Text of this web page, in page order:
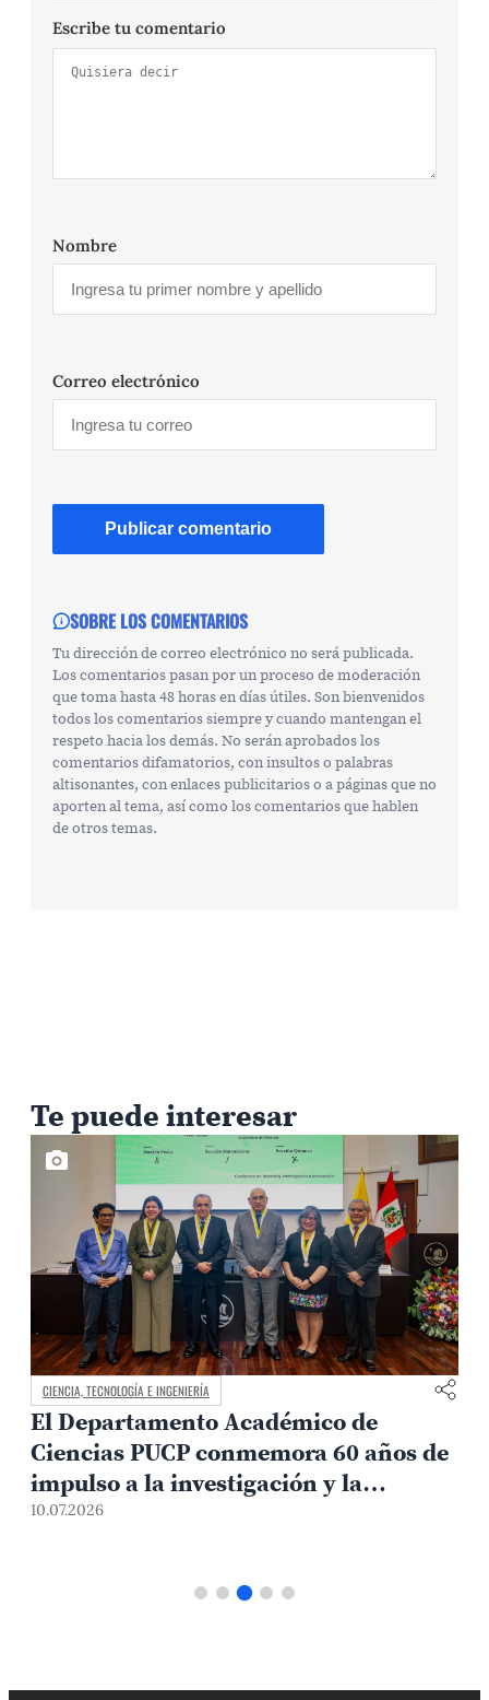
Escribe tu comentario
Nombre
Correo electrónico
SOBRE LOS COMENTARIOS
Tu dirección de correo electrónico no será publicada.
Los comentarios pasan por un proceso de moderación
que toma hasta 48 horas en días útiles. Son bienvenidos
todos los comentarios siempre y cuando mantengan el
respeto hacia los demás. No serán aprobados los
comentarios difamatorios, con insultos o palabras
altisonantes, con enlaces publicitarios o a páginas que no
aporten al tema, así como los comentarios que hablen
de otros temas.
Te puede interesar
CIENCIA, TECNOLOGÍA E INGENIERÍA
El Departamento Académico de
Ciencias PUCP conmemora 60 años de
impulso a la investigación y la
formación científica
10.07.2026